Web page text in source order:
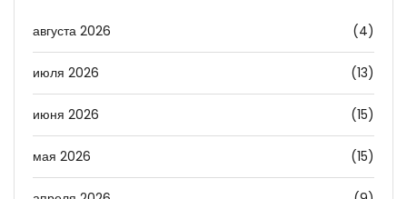
августа 2026 (4)
июля 2026 (13)
июня 2026 (15)
мая 2026 (15)